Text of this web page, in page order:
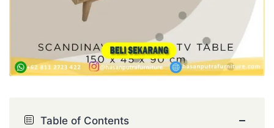
Table of Contents −